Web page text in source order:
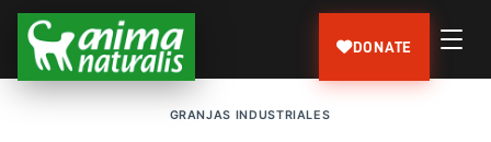
DONATE
GRANJAS INDUSTRIALES